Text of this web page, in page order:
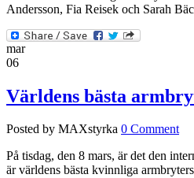
Andersson, Fia Reisek och Sarah
mar
06
Världens bästa
Posted by MAXstyrka 0 Comment
På tisdag, den 8 mars, är det den
är världens bästa kvinnliga